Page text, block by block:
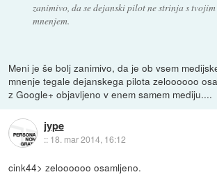
zanimivo, da se dejanski pilot ne strinja s
mnenjem.
Meni je še bolj zanimivo, da je ob vsem
mnenje tegale dejanskega pilota zeloooooo
z Google+ objavljeno v enem samem mediju....
jype
:: 18. mar 2014, 16:12
cink44> zeloooooo osamljeno.